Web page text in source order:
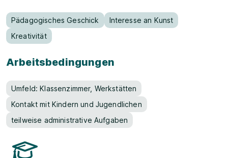
Pädagogisches Geschick
Interesse an Kunst
Kreativität
Arbeitsbedingungen
Umfeld: Klassenzimmer, Werkstätten
Kontakt mit Kindern und Jugendlichen
teilweise administrative Aufgaben